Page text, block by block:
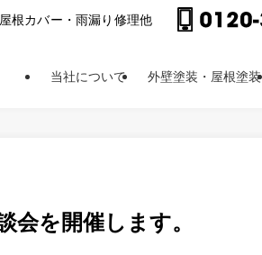
根カバー・⾬漏り修理他
当社について 外壁塗装・屋根塗装
会を開催します。